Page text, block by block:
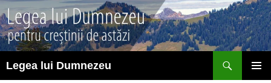
Sari
la
conținut
Legea lui Dumnezeu